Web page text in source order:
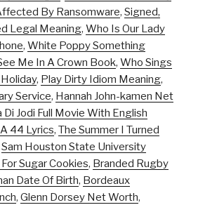
By Ransomware, Signed,
Legal Meaning, Who Is Our Lady
, White Poppy Something
Me In A Crown Book, Who Sings
, Play Dirty Idiom Meaning,
Service, Hannah John-kamen Net
Di Jodi Full Movie With English
44 Lyrics, The Summer I Turned
Sam Houston State University
Sugar Cookies, Branded Rugby
Date Of Birth, Bordeaux
, Glenn Dorsey Net Worth,